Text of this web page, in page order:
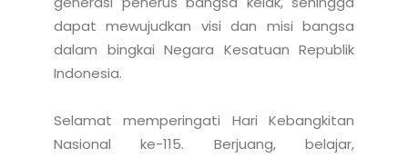
dapat mewujudkan visi dan misi bangsa
dalam bingkai Negara Kesatuan Republik
Indonesia.
Selamat memperingati Hari Kebangkitan
Nasional ke-115. Berjuang, belajar,